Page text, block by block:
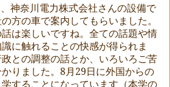
神奈川電力株式会社さんの設備で
方の車で案内してもらいました。
は楽しいですね。全ての話題や情
に触れることの快感が得られま
との調整の話とか、いろいろご苦
りました。 8月29日に外国からの
することになっています（本学の